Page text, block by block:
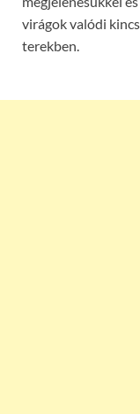
virágok valódi
terekben.